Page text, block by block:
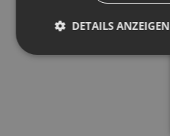
DETAILS ANZEIGEN